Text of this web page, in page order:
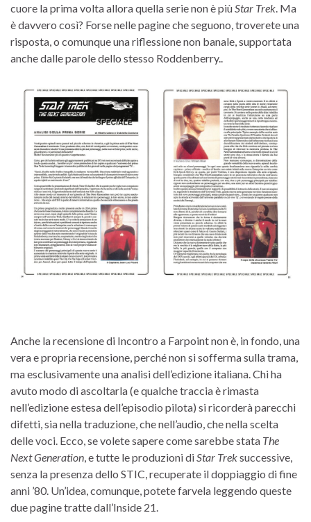
cuore la prima volta allora quella serie non è piùStar Trek. Ma
è davvero così? Forse nelle pagine che seguono, troverete una
risposta, o comunque una riflessione non banale, supportata
anche dalle parole dello stesso Roddenberry..
Anche la recensione di Incontro a Farpoint non è, in fondo, una
vera e propria recensione, perché non si sofferma sulla trama,
ma esclusivamente una analisi dell’edizione italiana. Chi ha
avuto modo di ascoltarla (e qualche traccia è rimasta
nell’edizione estesa dell’episodio pilota) si ricorderà parecchi
difetti, sia nella traduzione, che nell’audio, che nella scelta
delle voci. Ecco, se volete sapere come sarebbe stata The
Next Generation, e tutte le produzioni diStar Treksuccessive,
senza la presenza dello STIC, recuperate il doppiaggio di fine
anni ’80. Un’idea, comunque, potete farvela leggendo queste
due pagine tratte dall’Inside 21.